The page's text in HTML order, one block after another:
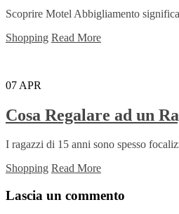
Scoprire Motel Abbigliamento
Shopping Read More
07 APR
Cosa Regalare ad un
I ragazzi di 15 anni sono spesso
Shopping Read More
Lascia un commento